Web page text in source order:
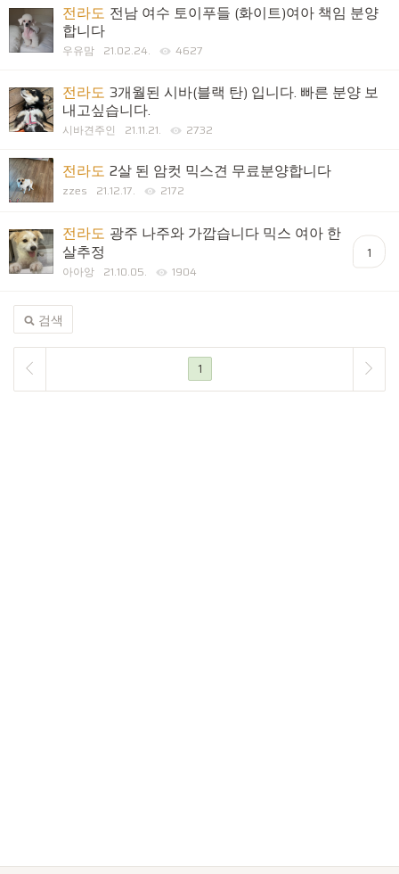
전라도 전남 여수 토이푸들 (화이트)여아 책임 분양
합니다
우유맘 21.02.24. 4627
전라도 3개월된 시바(블랙 탄) 입니다. 빠른 분양 보
내고싶습니다.
시바견주인 21.11.21. 2732
전라도 2살 된 암컷 믹스견 무료분양합니다
zzes 21.12.17. 2172
전라도 광주 나주와 가깝습니다 믹스 여아 한
살추정
아아앙 21.10.05. 1904
1
검색
1